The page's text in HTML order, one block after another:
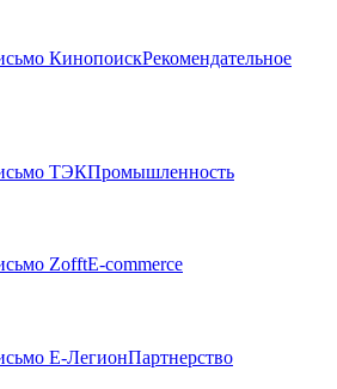
Рекомендательное
Промышленность
E-commerce
Партнерство